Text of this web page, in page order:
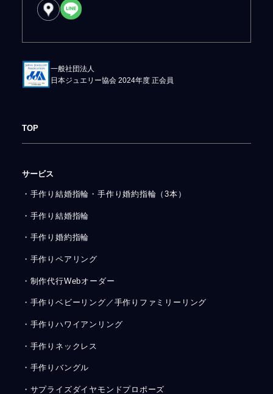
一般社団法人
日本ジュエリー協会 2024年度 正会員
TOP
サービス
・手作り結婚指輪・手作り婚約指輪（3本）
・手作り結婚指輪
・手作り婚約指輪
・手作りペアリング
・制作代行Webオーダー
・手作りベビーリング／手作りファミリーリング
・手作りハワイアンリング
・手作りネックレス
・手作りバングル
・サプライズダイヤモンドプロポーズ